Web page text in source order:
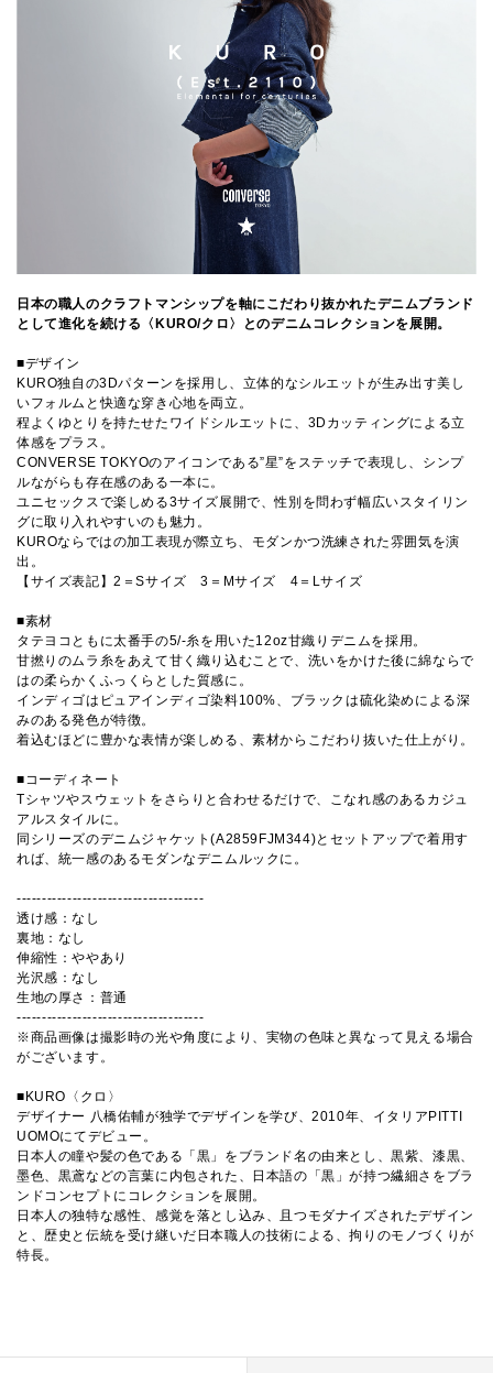
日本の職人のクラフトマンシップを軸にこだわり抜かれたデニムブランド
として進化を続ける〈KURO/クロ〉とのデニムコレクションを展開。
■デザイン
KURO独自の3Dパターンを採用し、立体的なシルエットが生み出す美し
いフォルムと快適な穿き心地を両立。
程よくゆとりを持たせたワイドシルエットに、3Dカッティングによる立
体感をプラス。
CONVERSE TOKYOのアイコンである”星”をステッチで表現し、シンプ
ルながらも存在感のある一本に。
ユニセックスで楽しめる3サイズ展開で、性別を問わず幅広いスタイリン
グに取り入れやすいのも魅力。
KUROならではの加工表現が際立ち、モダンかつ洗練された雰囲気を演
出。
【サイズ表記】2＝Sサイズ 3＝Mサイズ 4＝Lサイズ
■素材
タテヨコともに太番手の5/-糸を用いた12oz甘織りデニムを採用。
甘撚りのムラ糸をあえて甘く織り込むことで、洗いをかけた後に綿ならで
はの柔らかくふっくらとした質感に。
インディゴはピュアインディゴ染料100%、ブラックは硫化染めによる深
みのある発色が特徴。
着込むほどに豊かな表情が楽しめる、素材からこだわり抜いた仕上がり。
■コーディネート
Tシャツやスウェットをさらりと合わせるだけで、こなれ感のあるカジュ
アルスタイルに。
同シリーズのデニムジャケット(A2859FJM344)とセットアップで着用す
れば、統一感のあるモダンなデニムルックに。
-------------------------------------
透け感：なし
裏地：なし
伸縮性：ややあり
光沢感：なし
生地の厚さ：普通
-------------------------------------
※商品画像は撮影時の光や角度により、実物の色味と異なって見える場合
がございます。
■KURO〈クロ〉
デザイナー 八橋佑輔が独学でデザインを学び、2010年、イタリアPITTI
UOMOにてデビュー。
日本人の瞳や髪の色である「黒」をブランド名の由来とし、黒紫、漆黒、
墨色、黒鳶などの言葉に内包された、日本語の「黒」が持つ繊細さをブラ
ンドコンセプトにコレクションを展開。
日本人の独特な感性、感覚を落とし込み、且つモダナイズされたデザイン
と、歴史と伝統を受け継いだ日本職人の技術による、拘りのモノづくりが
特長。